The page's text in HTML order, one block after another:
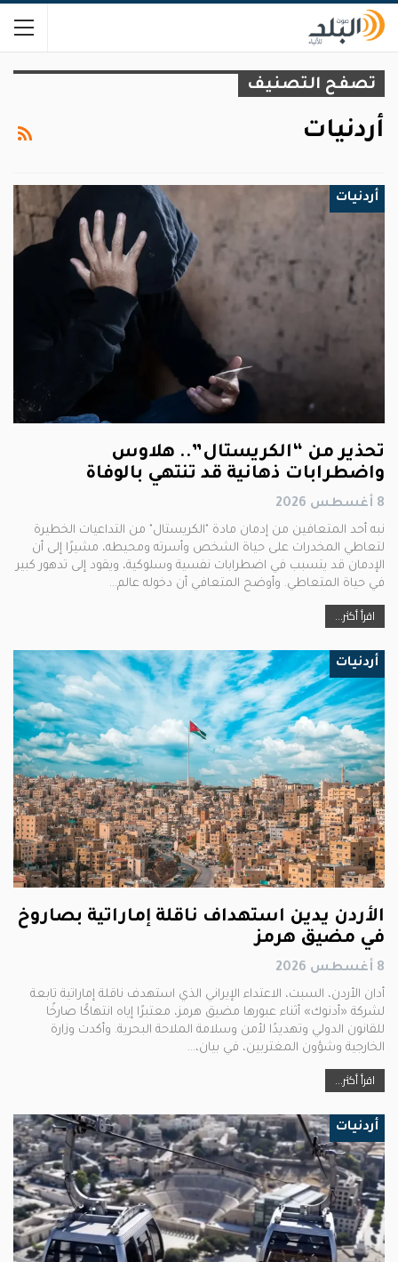
تصفح التصنيف
أردنيات
أردنيات
تحذير من “الكريستال”.. هلاوس
واضطرابات ذهانية قد تنتهي بالوفاة
8 أغسطس 2026
نبه أحد المتعافين من إدمان مادة "الكريستال" من التداعيات الخطيرة
لتعاطي المخدرات على حياة الشخص وأسرته ومحيطه، مشيرًا إلى أن
الإدمان قد يتسبب في اضطرابات نفسية وسلوكية، ويقود إلى تدهور كبير
في حياة المتعاطي. وأوضح المتعافي أن دخوله عالم…
اقرأ أكثر...
أردنيات
الأردن يدين استهداف ناقلة إماراتية بصاروخ
في مضيق هرمز
8 أغسطس 2026
أدان الأردن، السبت، الاعتداء الإيراني الذي استهدف ناقلة إماراتية تابعة
لشركة «أدنوك» أثناء عبورها مضيق هرمز، معتبرًا إياه انتهاكًا صارخًا
للقانون الدولي وتهديدًا لأمن وسلامة الملاحة البحرية. وأكدت وزارة
الخارجية وشؤون المغتربين، في بيان،…
اقرأ أكثر...
أردنيات